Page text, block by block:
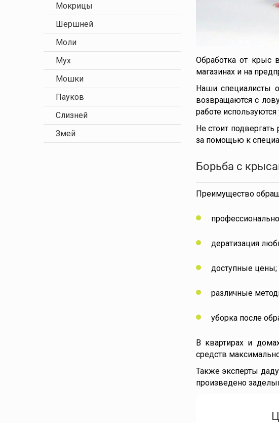
Мокрицы
Шершней
Моли
Мух
Мошки
Пауков
Слизней
Змей
Обработка от крыс
магазинах и на
Наши специалисты
возвращаются с
работе
Не стоит
за помощью к
Борьба с
Преимущество
дератизация
доступные цены;
различные
уборка после
В квартирах и
средств
Также эксперты
произведено